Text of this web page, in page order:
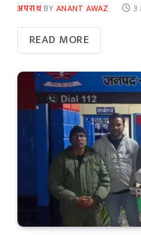
अपराध BY ANANT AWAZ 3
READ MORE